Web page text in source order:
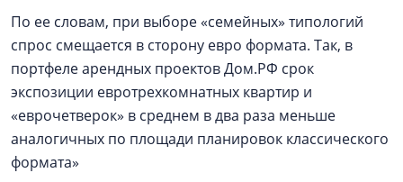
По ее словам, при выборе «семейных» типологий
спрос смещается в сторону евро формата. Так, в
портфеле арендных проектов Дом.РФ срок
экспозиции евротрехкомнатных квартир и
«еврочетверок» в среднем в два раза меньше
аналогичных по площади планировок классического
формата»